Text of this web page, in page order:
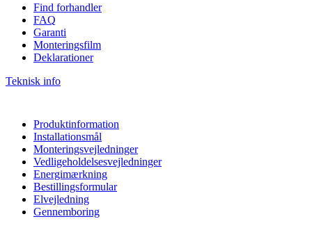
Find forhandler
FAQ
Garanti
Monteringsfilm
Deklarationer
Teknisk info
Produktinformation
Installationsmål
Monteringsvejledninger
Vedligeholdelsesvejledninger
Energimærkning
Bestillingsformular
Elvejledning
Gennemboring